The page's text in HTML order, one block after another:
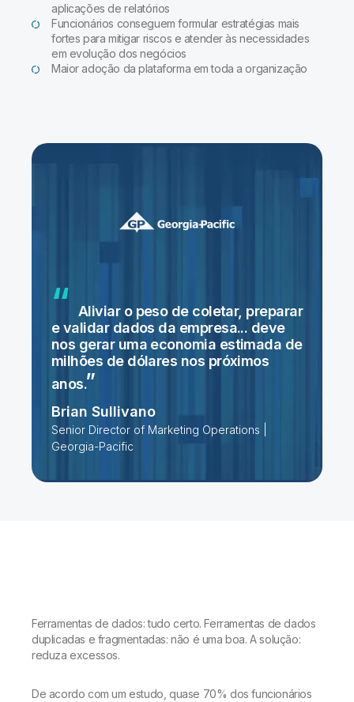
aplicações de relatórios
Funcionários conseguem formular estratégias mais
fortes para mitigar riscos e atender às necessidades
em evolução dos negócios
Maior adoção da plataforma em toda a organização
Aliviar o peso de coletar, preparar
e validar dados da empresa... deve
nos gerar uma economia estimada de
milhões de dólares nos próximos
anos.
Brian Sullivano
Senior Director of Marketing Operations |
Georgia-Pacific
Ferramentas de dados: tudo certo. Ferramentas de dados
duplicadas e fragmentadas: não é uma boa. A solução:
reduza excessos.
De acordo com um estudo, quase 70% dos funcionários